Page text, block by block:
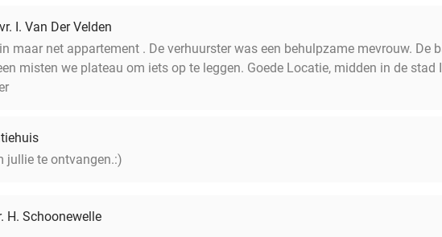
I. Van Der Velden
maar net appartement . De verhuurster was een behulpzame mevrouw. De
misten we plateau om iets op te leggen. Goede Locatie, midden in de stad
jullie te ontvangen.:)
H. Schoonewelle